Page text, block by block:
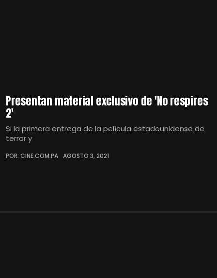
Presentan material exclusivo de 'No respires
2'
Si la primera entrega de la película estadounidense de
terror y
POR: CINE.COM.PA AGOSTO 3, 2021